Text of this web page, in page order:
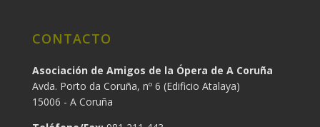
CONTACTO
Asociación de Amigos de la Ópera de A Coruña
Avda. Porto da Coruña, nº 6 (Edificio Atalaya)
15006 - A Coruña